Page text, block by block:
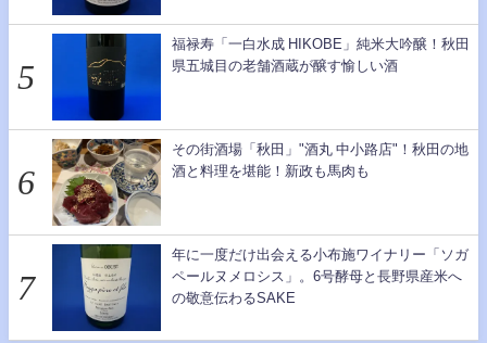
福禄寿「一白水成 HIKOBE」純米大吟醸！秋田
県五城目の老舗酒蔵が醸す愉しい酒
その街酒場「秋田」"酒丸 中小路店"！秋田の地
酒と料理を堪能！新政も馬肉も
年に一度だけ出会える小布施ワイナリー「ソガ
ペールヌメロシス」。6号酵母と長野県産米へ
の敬意伝わるSAKE